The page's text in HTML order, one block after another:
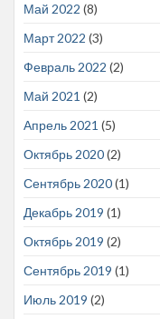
Май 2022 (8)
Март 2022 (3)
Февраль 2022 (2)
Май 2021 (2)
Апрель 2021 (5)
Октябрь 2020(2)
Сентябрь 2020(1)
Декабрь 2019 (1)
Октябрь 2019 (2)
Сентябрь 2019 (1)
Июль 2019 (2)